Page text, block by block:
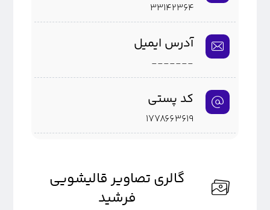
۳۳۱۴۲۳۶۴
آدرس ایمیل
-------
کد پستی
۱۷۷۸۶۶۳۶۱۹
گالری تصاویر قالیشویی
فرشید